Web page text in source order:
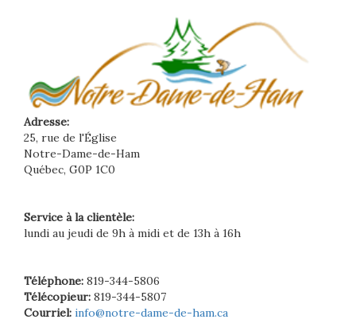
Adresse:
25, rue de l'Église
Notre-Dame-de-Ham
Québec, G0P 1C0
Service à la clientèle:
lundi au jeudi de 9h à midi et de 13h à 16h
Téléphone: 819-344-5806
Télécopieur: 819-344-5807
Courriel: info@notre-dame-de-ham.ca